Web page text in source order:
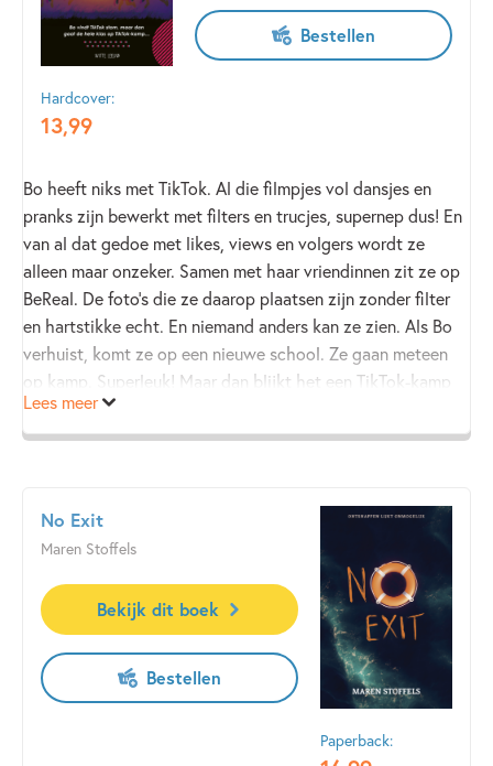
Hardcover:
13,99
Bestellen
Bo heeft niks met TikTok. Al die filmpjes vol dansjes en
pranks zijn bewerkt met filters en trucjes, supernep dus! En
van al dat gedoe met likes, views en volgers wordt ze
alleen maar onzeker. Samen met haar vriendinnen zit ze op
BeReal. De foto’s die ze daarop plaatsen zijn zonder filter
en hartstikke echt. En niemand anders kan ze zien. Als Bo
verhuist, komt ze op een nieuwe school. Ze gaan meteen
op kamp. Superleuk! Maar dan blijkt het een TikTok-kamp
te zijn…
en echte foto’s.
Lees meer
Paperback:
No Exit
Maren Stoffels
Bekijk dit boek
Bestellen